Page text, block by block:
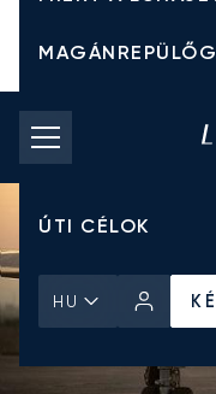
CHARTER ÁRAK
ÚTI CÉLOK
HU